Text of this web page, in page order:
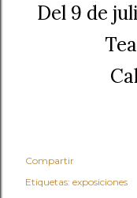
Del 9 de
Compartir
Etiquetas: exposiciones